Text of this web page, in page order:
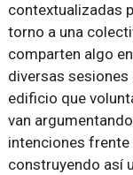
contextualizadas
torno a una
comparten algo
diversas
edificio que
van
intenciones
construyendo así